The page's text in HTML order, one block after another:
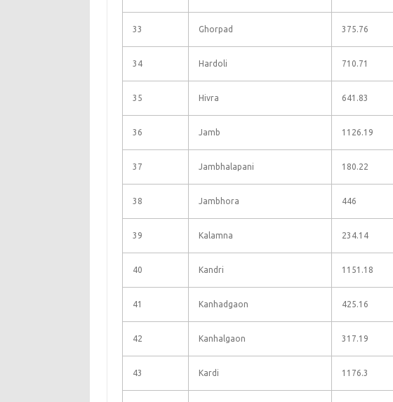
33 Ghorpad 375.76
34 Hardoli 710.71
35 Hivra 641.83
36 Jamb 1126.19
37 Jambhalapani 180.22
38 Jambhora 446
39 Kalamna 234.14
40 Kandri 1151.18
41 Kanhadgaon 425.16
42 Kanhalgaon 317.19
43 Kardi 1176.3